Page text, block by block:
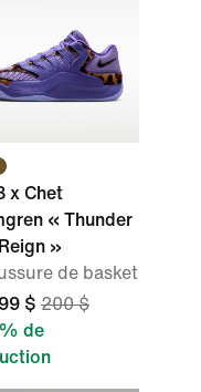
x Chet
« Thunder
»
de basket
$ 200 $
de